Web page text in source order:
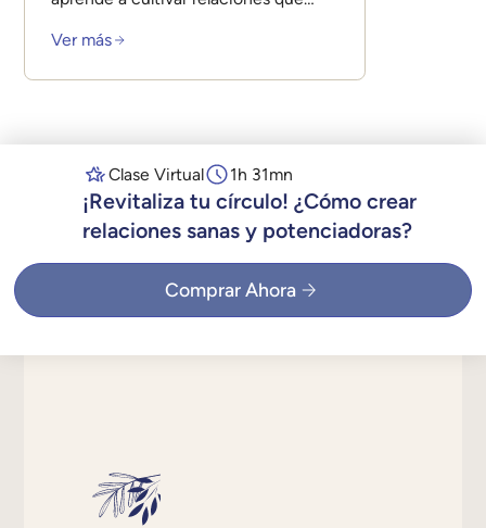
Ver más
Clase Virtual 1h 31mn
¡Revitaliza tu círculo! ¿Cómo crear
relaciones sanas y potenciadoras?
Comprar Ahora